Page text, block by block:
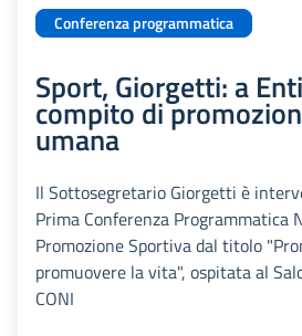
Conferenza programmatica
Sport, Giorgetti: a
compito di
umana
Il Sottosegretario Giorgetti è
Prima Conferenza Programmatica
Promozione Sportiva dal titolo
promuovere la vita", ospitata al
CONI